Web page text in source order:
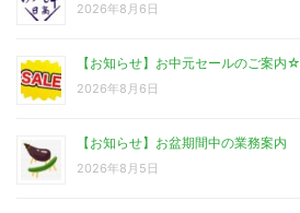
2026年8月6日
【お知らせ】お中元セールのご案内☆
2026年8月6日
【お知らせ】お盆期間中の業務案内
2026年8月5日